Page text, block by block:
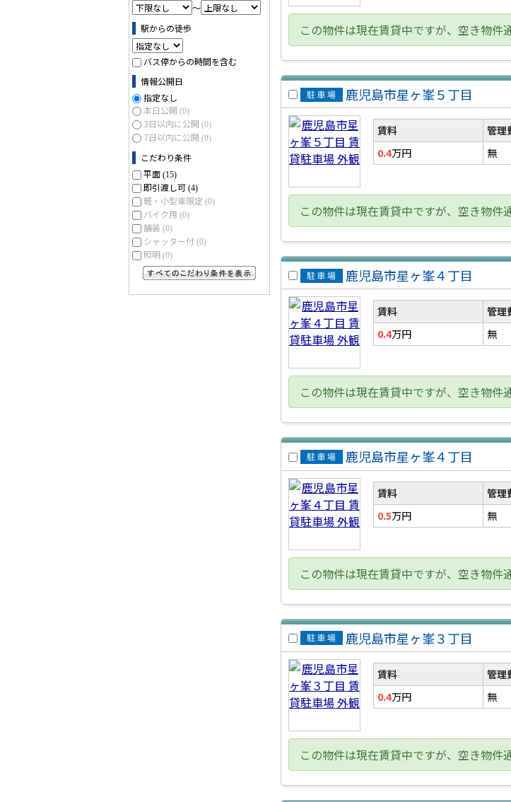
～
駅からの徒歩
バス停からの時間を含む
情報公開日
指定なし
本日公開 (0)
3日以内に公開 (0)
7日以内に公開 (0)
こだわり条件
平面 (15)
即引渡し可 (4)
軽・小型車限定 (0)
バイク用 (0)
舗装 (0)
シャッター付 (0)
照明 (0)
この物件は現在賃貸中ですが、空き物件
賃貸駐
車場
鹿児島市星ヶ峯５丁目
賃料 管理
0.4万円 無
この物件は現在賃貸中ですが、空き物件
賃貸駐
車場
鹿児島市星ヶ峯４丁目
賃料 管理
0.4万円 無
この物件は現在賃貸中ですが、空き物件
賃貸駐
車場
鹿児島市星ヶ峯４丁目
賃料 管理
0.5万円 無
この物件は現在賃貸中ですが、空き物件
賃貸駐
車場
鹿児島市星ヶ峯３丁目
賃料 管理
0.4万円 無
この物件は現在賃貸中ですが、空き物件